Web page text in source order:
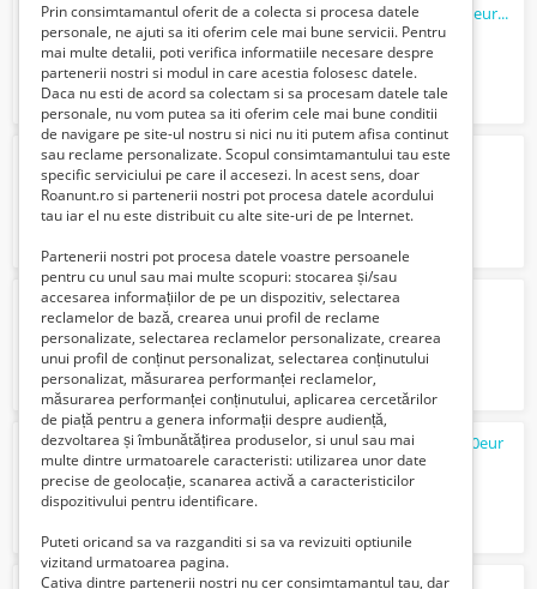
Particular, nchiriez spatiu sediu firma,650 euro/ luna,Lacul Morii
685 Euro €
Casa cu gust
Verifica cu vanzatorul
Teren Comercial Portul Giurgiu
145500 Euro €
pf. dau inchiriecasa 6 cam.in Turda,Cj 400eur
400 Euro €
Prin consimtamantul oferit de a colecta si procesa datele
personale, ne ajuti sa iti oferim cele mai bune servicii. Pentru
mai multe detalii, poti verifica informatiile necesare despre
partenerii nostri si modul in care acestia folosesc datele.
Daca nu esti de acord sa colectam si sa procesam datele tale
personale, nu vom putea sa iti oferim cele mai bune conditii
de navigare pe site-ul nostru si nici nu iti putem afisa continut
sau reclame personalizate. Scopul consimtamantului tau este
specific serviciului pe care il accesezi. In acest sens, doar
Roanunt.ro si partenerii nostri pot procesa datele acordului
tau iar el nu este distribuit cu alte site-uri de pe Internet.
Partenerii nostri pot procesa datele voastre persoanele
pentru cu unul sau mai multe scopuri: stocarea și/sau
accesarea informațiilor de pe un dispozitiv, selectarea
reclamelor de bază, crearea unui profil de reclame
personalizate, selectarea reclamelor personalizate, crearea
unui profil de conținut personalizat, selectarea conținutului
personalizat, măsurarea performanței reclamelor,
măsurarea performanței conținutului, aplicarea cercetărilor
de piață pentru a genera informații despre audiență,
dezvoltarea și îmbunătățirea produselor, si unul sau mai
multe dintre urmatoarele caracteristi: utilizarea unor date
precise de geolocație, scanarea activă a caracteristicilor
dispozitivului pentru identificare.
Puteti oricand sa va razganditi si sa va revizuiti optiunile
vizitand urmatoarea pagina.
Cativa dintre partenerii nostri nu cer consimtamantul tau, dar